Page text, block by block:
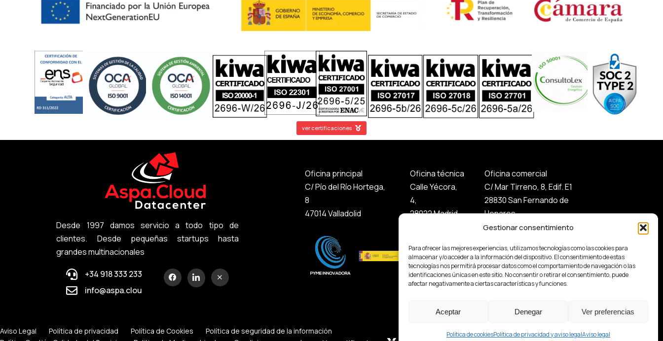
Gestionar consentimiento
Para ofrecer las mejores experiencias, utilizamos tecnologías como las cookies para
almacenar y/o acceder a la información del dispositivo. El consentimiento de estas
tecnologías nos permitirá procesar datos como el comportamiento de navegación o las
identificaciones únicas en este sitio. No consentir o retirar el consentimiento, puede
afectar negativamente a ciertas características y funciones.
Aceptar Denegar Ver preferencias
Política de cookiesPolítica de privacidad y aviso legalAviso legal
ver certificaciones
Desde 1997 damos servicio a todo tipo de
clientes. Desde pequeñas startups hasta
grandes multinacionales
+34 918 333 233
info@aspa.cloud
Oficina principal
C/ Pío del Río Hortega,
8
47014 Valladolid
Oficina técnica
Calle Yécora,
4,
28022 Madrid
Oficina comercial
C/ Mar Tirreno, 8, Edif. E1
28830 San Fernando de
Henares.
Aviso Legal Política de privacidad Política de Cookies
Política de seguridad de la información